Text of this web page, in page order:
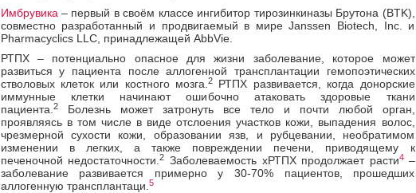
Имбрувика – первый в своём классе ингибитор тирозинкиназы Брутона (BTK),
совместно разработанный и продвигаемый в мире Janssen Biotech, Inc. и
Pharmacyclics LLC, принадлежащей AbbVie.
РТПХ – потенциально опасное для жизни заболевание, которое может
развиться у пациента после аллогенной трансплантации гемопоэтических
стволовых клеток или костного мозга. 2
РТПХ развивается, когда донорские
иммунные клетки начинают ошибочно атаковать здоровые ткани
пациента. 2Болезнь может затронуть все тело и почти любой орган,
проявляясь в том числе в виде отслоения участков кожи, выпадения волос,
чрезмерной сухости кожи, образовании язв, и рубцевании, необратимом
изменении в легких, а также повреждении печени, приводящему к
печеночной недостаточности.2 Заболеваемость хРТПХ продолжает расти4 –
заболевание развивается примерно у 30-70% пациентов, прошедших
аллогенную трансплантаци. 5